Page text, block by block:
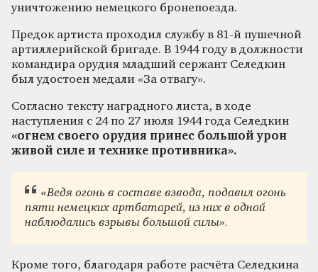
уничтожению немецкого бронепоезда.
Предок артиста проходил службу в 81‑й пушечной
артиллерийской бригаде. В 1944 году в должности
командира орудия младший сержант Селедкин
был удостоен медали «За отвагу».
Согласно тексту наградного листа, в ходе
наступления с 24 по 27 июля 1944 года Селедкин
«огнем своего орудия принес большой урон
живой силе и технике противника».
«Ведя огонь в составе взвода, подавил огонь
пяти немецких артбатарей, из них в одной
наблюдались взрывы большой силы».
Кроме того, благодаря работе расчёта Селедкина